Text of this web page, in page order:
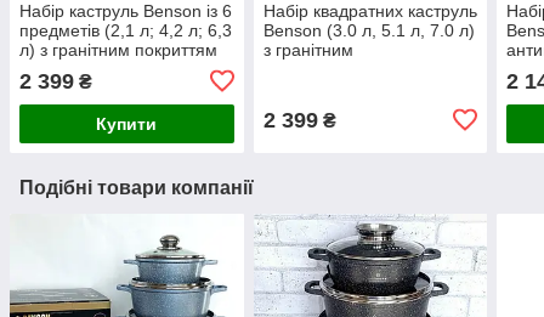
Набір каструль Benson із 6
предметів (2,1 л; 4,2 л; 6,3
л) з гранітним покриттям
2 399 ₴
Купити
Набір квадратних каструль
Benson (3.0 л, 5.1 л, 7.0 л)
з гранітним
2 399₴
2
Подібні товари компанії